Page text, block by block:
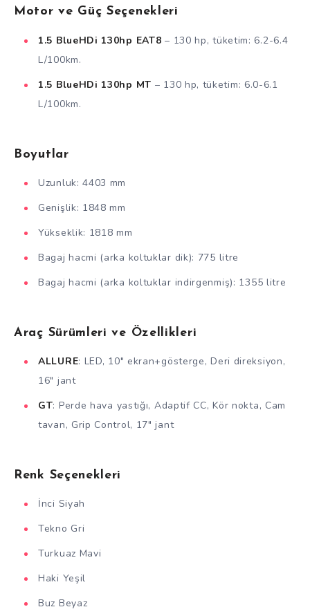
Motor ve Güç Seçenekleri
1.5 BlueHDi 130hp EAT8 – 130 hp, tüketim: 6.2-6.4
L/100km.
1.5 BlueHDi 130hp MT – 130 hp, tüketim: 6.0-6.1
L/100km.
Boyutlar
Uzunluk: 4403 mm
Genişlik: 1848 mm
Yükseklik: 1818 mm
Bagaj hacmi (arka koltuklar dik): 775 litre
Bagaj hacmi (arka koltuklar indirgenmiş): 1355 litre
Araç Sürümleri ve Özellikleri
ALLURE: LED, 10″ ekran+gösterge, Deri direksiyon,
16″ jant
GT: Perde hava yastığı, Adaptif CC, Kör nokta, Cam
tavan, Grip Control, 17″ jant
Renk Seçenekleri
İnci Siyah
Tekno Gri
Turkuaz Mavi
Haki Yeşil
Buz Beyaz